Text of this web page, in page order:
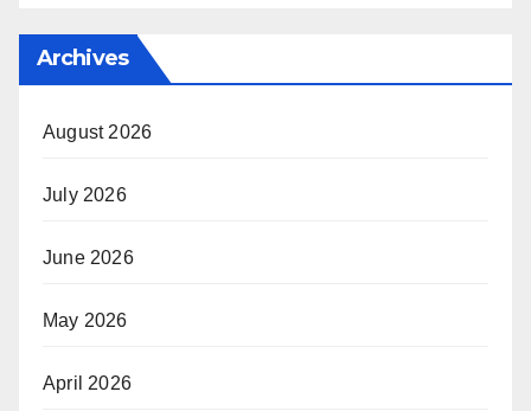
Archives
August 2026
July 2026
June 2026
May 2026
April 2026